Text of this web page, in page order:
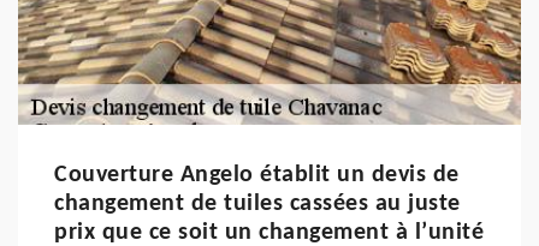
Couverture Angelo établit un devis de
changement de tuiles cassées au juste
prix que ce soit un changement à l’unité